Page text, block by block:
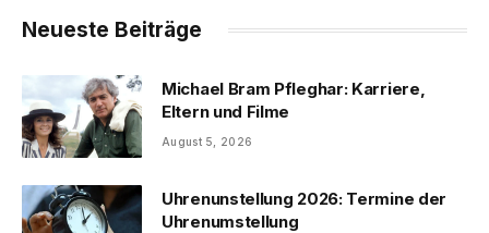
Neueste Beiträge
Michael Bram Pfleghar: Karriere,
Eltern und Filme
August 5, 2026
Uhrenunstellung 2026: Termine der
Uhrenumstellung